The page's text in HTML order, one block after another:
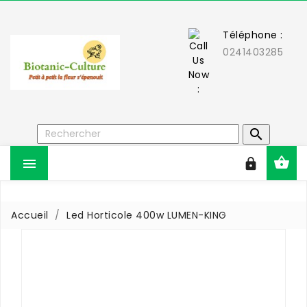
Téléphone :
0241403285



Accueil Led Horticole 400w LUMEN-KING